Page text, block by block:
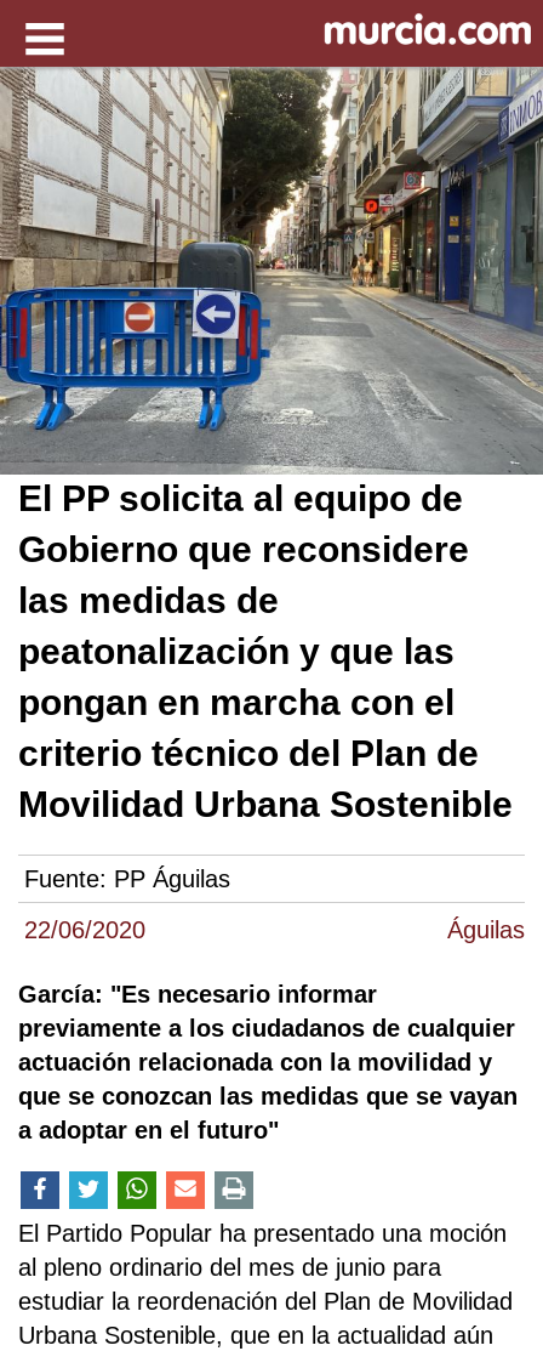
22/06/2020 Águilas
El PP solicita al equipo de
Gobierno que reconsidere
las medidas de
peatonalización y que las
pongan en marcha con el
criterio técnico del Plan de
Movilidad Urbana Sostenible
Fuente: PP Águilas
García: "Es necesario informar
previamente a los ciudadanos de cualquier
actuación relacionada con la movilidad y
que se conozcan las medidas que se vayan
a adoptar en el futuro"
El Partido Popular ha presentado una moción
al pleno ordinario del mes de junio para
estudiar la reordenación del Plan de Movilidad
Urbana Sostenible, que en la actualidad aún